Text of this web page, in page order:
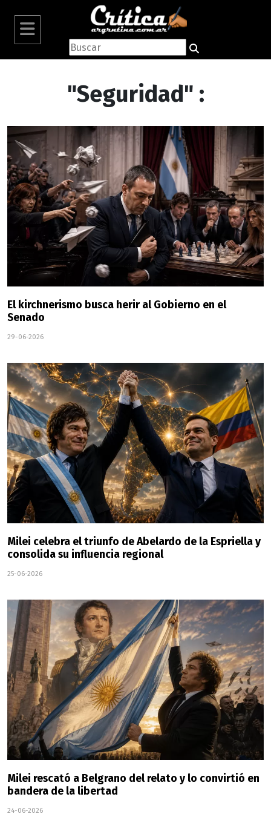
"Seguridad" :
El kirchnerismo busca herir al Gobierno en el
Senado
29-06-2026
Milei celebra el triunfo de Abelardo de la Espriella y
consolida su influencia regional
25-06-2026
Milei rescató a Belgrano del relato y lo convirtió en
bandera de la libertad
24-06-2026